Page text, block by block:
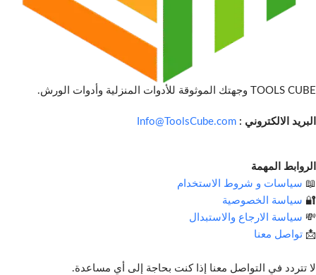
TOOLS CUBE وجهتك الموثوقة للأدوات المنزلية وأدوات الورش.
البريد الالكتروني : Info@ToolsCube.com
الروابط المهمة
📖 سياسات و شروط الاستخدام
🔐 سياسة الخصوصية
💸 سياسة الارجاع والاستبدال
📩 تواصل معنا
لا تتردد في التواصل معنا إذا كنت بحاجة إلى أي مساعدة.